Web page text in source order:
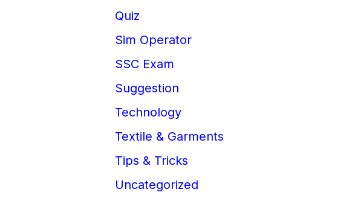
Quiz
Sim Operator
SSC Exam
Suggestion
Technology
Textile & Garments
Tips & Tricks
Uncategorized